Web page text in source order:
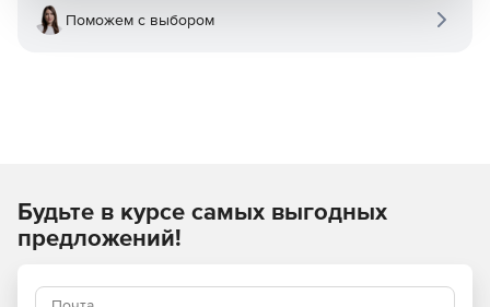
Поможем с выбором
Будьте в курсе самых выгодных
предложений!